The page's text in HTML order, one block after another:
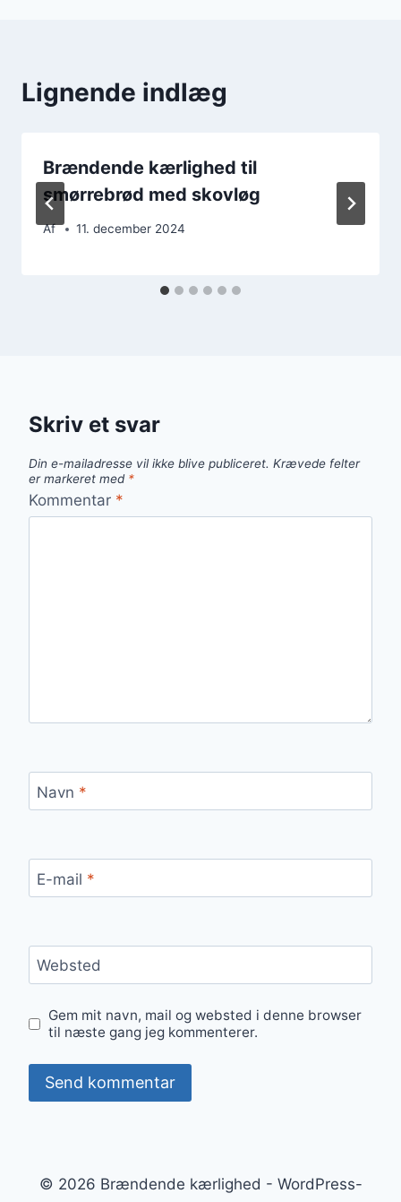
Lignende indlæg
Brændende kærlighed til
smørrebrød med skovløg
Af 11. december 2024
Skriv et svar
Din e-mailadresse vil ikke blive publiceret. Krævede felter
er markeret med *
Kommentar *
Navn *
E-mail *
Websted
Gem mit navn, mail og websted i denne browser
til næste gang jeg kommenterer.
© 2026 Brændende kærlighed - WordPress-